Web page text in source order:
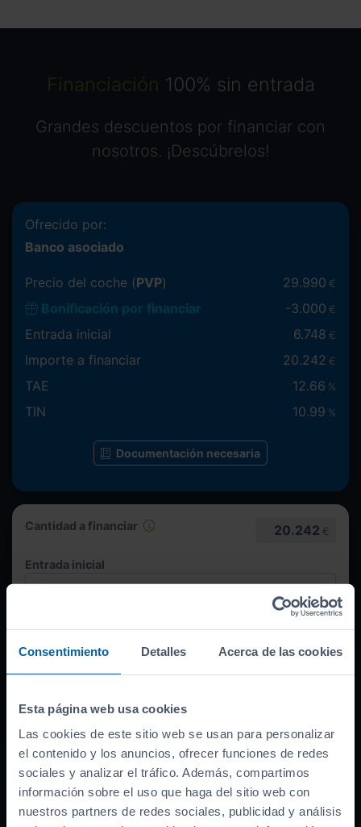
Consentimiento Detalles Acerca de las cookies
Esta página web usa cookies
Las cookies de este sitio web se usan para personalizar
el contenido y los anuncios, ofrecer funciones de redes
sociales y analizar el tráfico. Además, compartimos
información sobre el uso que haga del sitio web con
nuestros partners de redes sociales, publicidad y análisis
Financiación 100% sin entrada
Grandes descuentos por financiar con
nosotros. ¡Descúbrelos!
Cantidad a financiar 20.242 €
Entrada inicial
Duración
Quiero esta cuota
321 €/mes
Ofrecido por:
Banco asociado
Precio del coche (PVP) 29.990 €
Bonificación por financiar -3.000 €
Entrada inicial 6.748 €
Importe a financiar 20.242 €
TAE 12.66 %
TIN 10.99 %
Documentación necesaria